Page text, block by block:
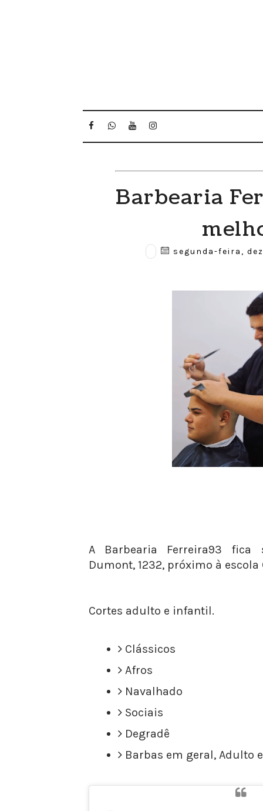
Barbearia
segunda-feira,
A Barbearia Ferreira93
Dumont, 1232, próximo à
Cortes adulto e infantil.
Clássicos
Afros
Navalhado
Sociais
Degradê
Barbas em geral, Adulto